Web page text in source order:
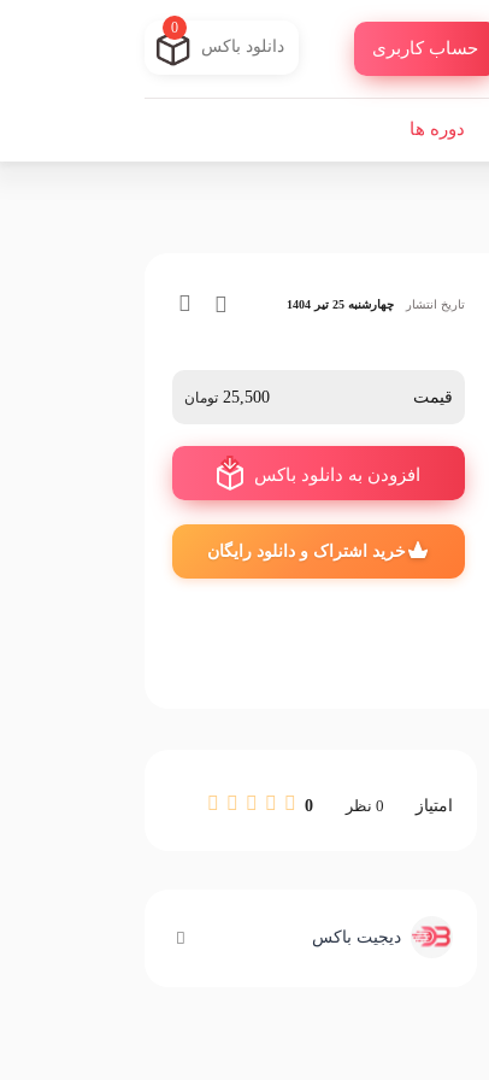
حساب کاربری دانلود باکس
0
دوره ها
تاریخ انتشار چهارشنبه 25 تیر 1404
قیمت 25,500 تومان
افزودن به دانلود باکس
خرید اشتراک و دانلود رایگان
امتیاز 0 نظر 0
دیجیت باکس